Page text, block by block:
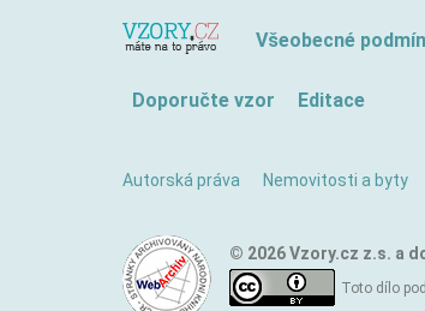
Všeobecné
Doporučte vzor Editace
Autorská práva Nemovitosti a byty
© 2026 Vzory.cz z.s. a
Toto dílo